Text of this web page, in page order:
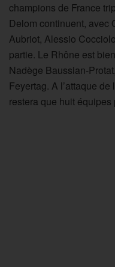
champions de France
Delom continuent, avec
Aubriot, Alessio
partie. Le Rhône est
Nadège Baussian-
Feyertag. A l’attaque
restera que huit